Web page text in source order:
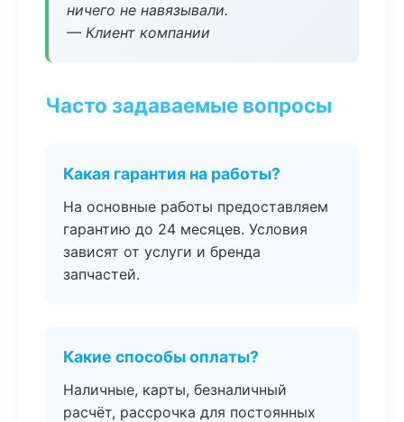
ничего не навязывали.
— Клиент компании
Часто задаваемые вопросы
Какая гарантия на работы?
На основные работы предоставляем
гарантию до 24 месяцев. Условия
зависят от услуги и бренда
запчастей.
Какие способы оплаты?
Наличные, карты, безналичный
расчёт, рассрочка для постоянных